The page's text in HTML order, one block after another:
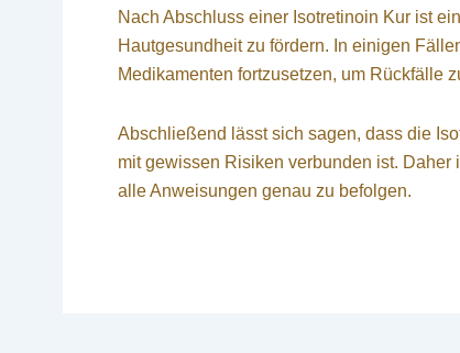
Nach Abschluss einer Isotretinoin Kur ist
Hautgesundheit zu fördern. In einigen
Medikamenten fortzusetzen, um Rückfälle
Abschließend lässt sich sagen, dass die
mit gewissen Risiken verbunden ist.
alle Anweisungen genau zu befolgen.